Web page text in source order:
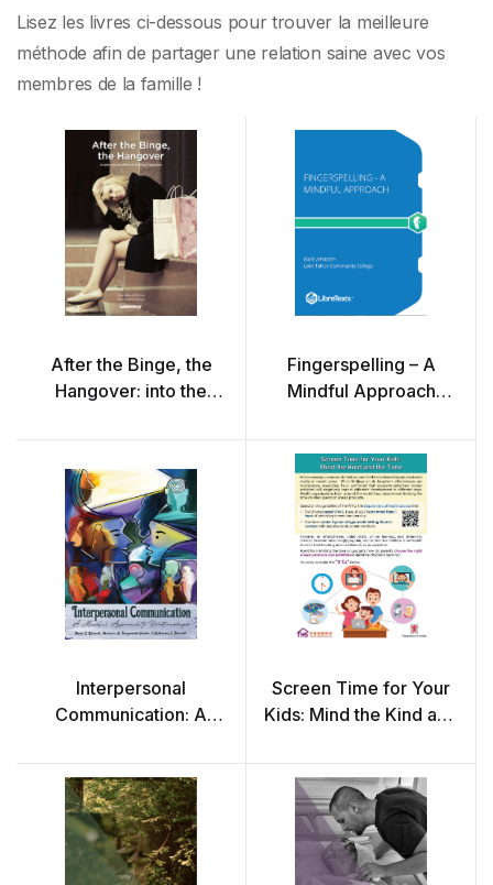
Lisez les livres ci-dessous pour trouver la meilleure
méthode afin de partager une relation saine avec vos
membres de la famille !
After the Binge, the
Hangover: into the
Consumers
Fingerspelling – A
Mindful Approach
Interpersonal
Communication: A
Relationships
Screen Time for Your
Kids: Mind the Kind and